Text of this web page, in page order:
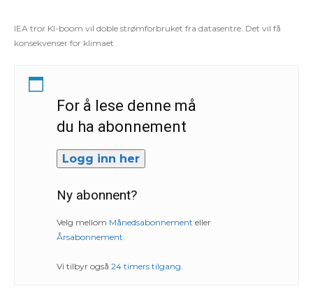
IEA tror KI-boom vil doble strømforbruket fra datasentre. Det vil få
konsekvenser for klimaet.
For å lese denne må
du ha abonnement
Logg inn her
Ny abonnent?
Velg mellom Månedsabonnement eller
Årsabonnement.
Vi tilbyr også 24 timers tilgang.